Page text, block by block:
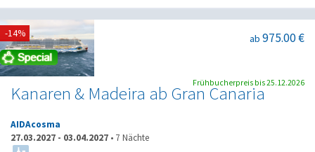
Kanaren & Madeira ab Gran Canaria
ab 975.00 €
AIDAcosma
27.03.2027 - 03.04.2027 • 7 Nächte
-14%
Frühbucherpreis bis 25.12.2026